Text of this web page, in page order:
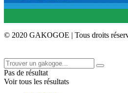
© 2020 GAKOGOE | Tous droits
Pas de résultat
Voir tous les résultats